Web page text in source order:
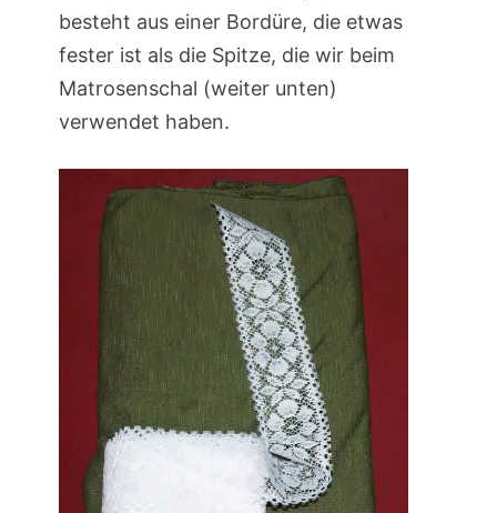
besteht aus einer Bordüre, die etwas
fester ist als die Spitze, die wir beim
Matrosenschal (weiter unten)
verwendet haben.